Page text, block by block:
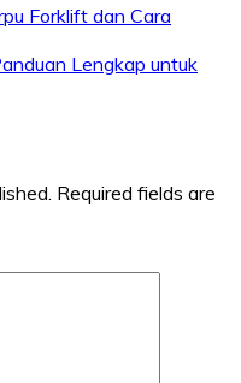
Forklift dan Cara
Lengkap untuk
Required fields are